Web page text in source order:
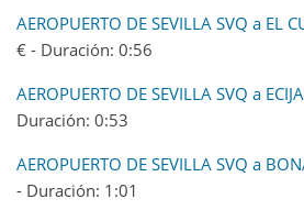
AEROPUERTO DE SEVILLA SVQ a EL
€ - Duración: 0:56
AEROPUERTO DE SEVILLA SVQ a ECIJA
Duración: 0:53
AEROPUERTO DE SEVILLA SVQ a
- Duración: 1:01